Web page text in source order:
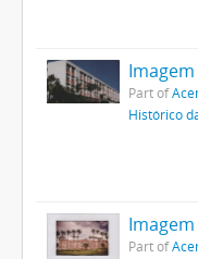
Part of
Histórico
Part of